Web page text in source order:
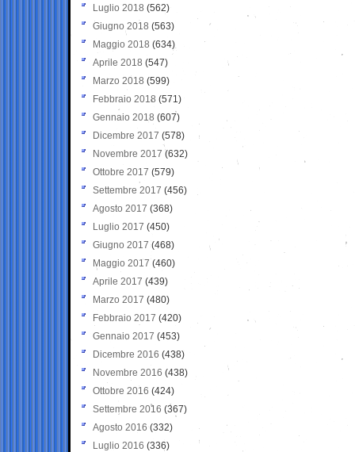
Luglio 2018 (562)
Giugno 2018 (563)
Maggio 2018 (634)
Aprile 2018 (547)
Marzo 2018 (599)
Febbraio 2018 (571)
Gennaio 2018 (607)
Dicembre 2017 (578)
Novembre 2017 (632)
Ottobre 2017 (579)
Settembre 2017 (456)
Agosto 2017 (368)
Luglio 2017 (450)
Giugno 2017 (468)
Maggio 2017 (460)
Aprile 2017 (439)
Marzo 2017 (480)
Febbraio 2017 (420)
Gennaio 2017 (453)
Dicembre 2016 (438)
Novembre 2016 (438)
Ottobre 2016 (424)
Settembre 2016 (367)
Agosto 2016 (332)
Luglio 2016 (336)